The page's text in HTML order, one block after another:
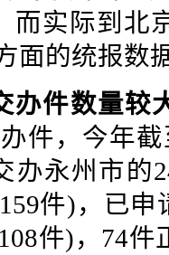
而实际到北
面的统报数
办件数量较
件，今年
办永州市的
件)，已申
件)，74件